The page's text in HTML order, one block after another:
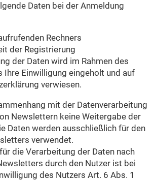
Daten bei der Anmeldung
Rechners
der Registrierung
der Daten wird im Rahmen des
Ihre Einwilligung eingeholt und auf
verwiesen.
mit der Datenverarbeitung
Newslettern keine Weitergabe der
Daten werden ausschließlich für den
verwendet.
die Verarbeitung der Daten nach
durch den Nutzer ist bei
des Nutzers Art. 6 Abs. 1